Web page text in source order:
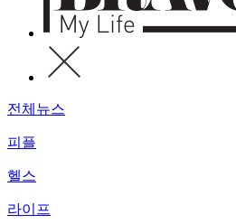
전체뉴스
피플
헬스
라이프